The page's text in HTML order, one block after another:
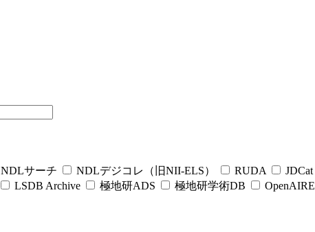
NDLサーチ NDLデジコレ（旧NII-ELS） RUDA JDCat
LSDB Archive 極地研ADS 極地研学術DB OpenAIRE